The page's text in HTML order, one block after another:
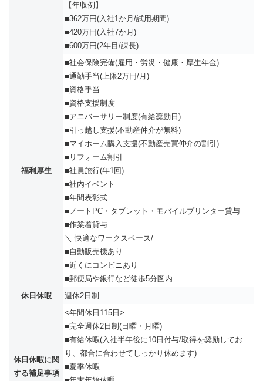
【年収例】
■362万円(入社1か月/試用期間)
■420万円(入社7か月)
■600万円(2年目/課長)
福利厚生
■社会保険完備(雇用・労災・健康・厚生年金)
■通勤手当(上限2万円/月)
■資格手当
■資格支援制度
■アニバーサリー制度(有給奨励日)
■引っ越し支援(不動産仲介が無料)
■マイホーム購入支援(不動産売買仲介の割引)
■リフォーム割引
■社員旅行(年1回)
■社内イベント
■年間表彰式
■ノートPC・タブレット・モバイルプリンター貸与
■作業着貸与
＼ 快適なワークスペース/
■自動販売機あり
■近くにコンビニあり
■郵便局や銀行など徒歩5分圏内
休日休暇
週休2日制
休日休暇に関
する補足事項
<年間休日115日>
■完全週休2日制(日曜・月曜)
■有給休暇(入社半年後に10日付与/取得を奨励してお
り、都合に合わせてしっかり休めます)
■夏季休暇